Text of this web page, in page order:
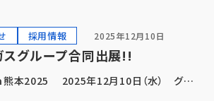
採用情報 2025年12月10日
グループ合同出展!!
ｎ熊本2025 2025年12月10日（水） グラ